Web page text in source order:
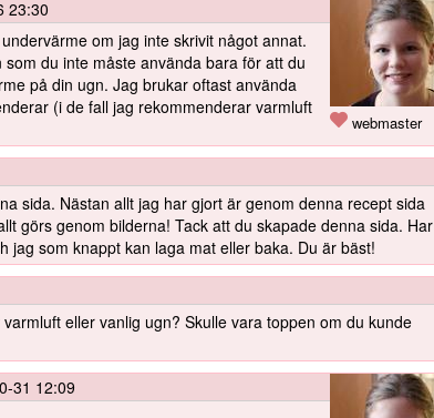
webmaster
23:30
om jag inte skrivit något annat.
du inte måste använda bara för att du
på din ugn. Jag brukar oftast använda
(i de fall jag rekommenderar varmluft
sida. Nästan allt jag har gjort är genom denna recept sida
görs genom bilderna! Tack att du skapade denna sida. Har
jag som knappt kan laga mat eller baka. Du är bäst!
eller vanlig ugn? Skulle vara toppen om du kunde
31 12:09